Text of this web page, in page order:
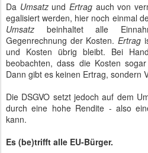
Da Umsatzund Ertragauch von
egalisiert werden, hier noch einmal
Umsatz beinhaltet alle
Gegenrechnung der Kosten. Ertrag
und Kosten übrig bleibt. Bei
beobachten, dass die Kosten
Dann gibt es keinen Ertrag, sondern
Die DSGVO setzt jedoch auf dem
durch eine hohe Rendite - also
kann.
Es (be)trifft alle EU-Bürger.